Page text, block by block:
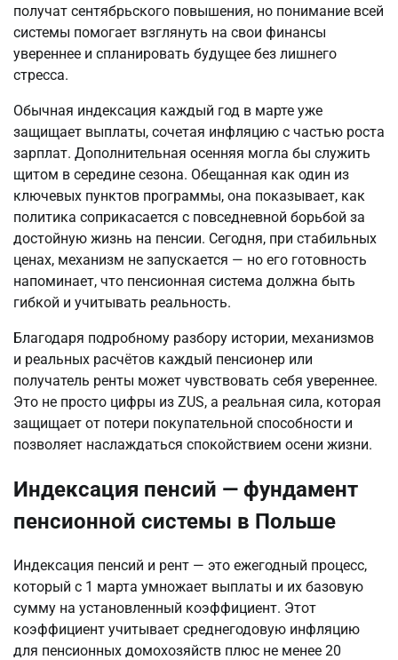
получат сентябрьского повышения, но понимание всей
системы помогает взглянуть на свои финансы
увереннее и спланировать будущее без лишнего
стресса.
Обычная индексация каждый год в марте уже
защищает выплаты, сочетая инфляцию с частью роста
зарплат. Дополнительная осенняя могла бы служить
щитом в середине сезона. Обещанная как один из
ключевых пунктов программы, она показывает, как
политика соприкасается с повседневной борьбой за
достойную жизнь на пенсии. Сегодня, при стабильных
ценах, механизм не запускается — но его готовность
напоминает, что пенсионная система должна быть
гибкой и учитывать реальность.
Благодаря подробному разбору истории, механизмов
и реальных расчётов каждый пенсионер или
получатель ренты может чувствовать себя увереннее.
Это не просто цифры из ZUS, а реальная сила, которая
защищает от потери покупательной способности и
позволяет наслаждаться спокойствием осени жизни.
Индексация пенсий — фундамент
пенсионной системы в Польше
Индексация пенсий и рент — это ежегодный процесс,
который с 1 марта умножает выплаты и их базовую
сумму на установленный коэффициент. Этот
коэффициент учитывает среднегодовую инфляцию
для пенсионных домохозяйств плюс не менее 20